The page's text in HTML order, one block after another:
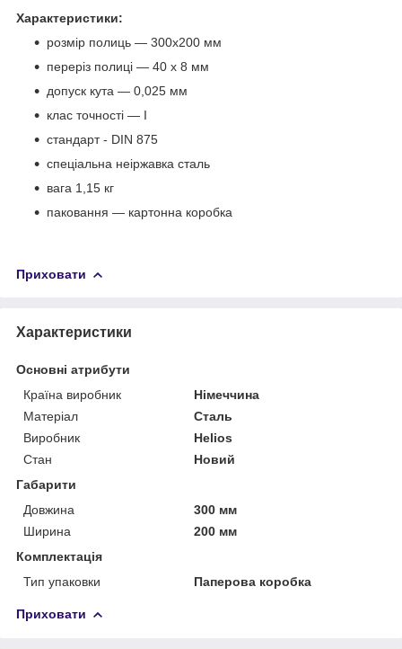
Характеристики:
розмір полиць — 300х200 мм
переріз полиці — 40 х 8 мм
допуск кута — 0,025 мм
клас точності — I
стандарт - DIN 875
спеціальна неіржавка сталь
вага 1,15 кг
паковання — картонна коробка
Приховати
Характеристики
Основні атрибути
Країна виробник
Німеччина
Матеріал
Сталь
Виробник
Helios
Стан
Новий
Габарити
Довжина
300 мм
Ширина
200 мм
Комплектація
Тип упаковки
Паперова коробка
Приховати